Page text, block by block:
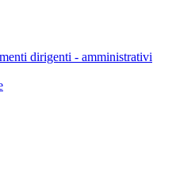
dirigenti - amministrativi